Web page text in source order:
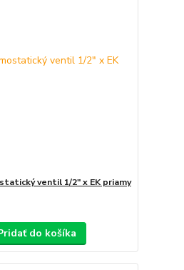
ventil 1/2" x EK priamy
do košíka